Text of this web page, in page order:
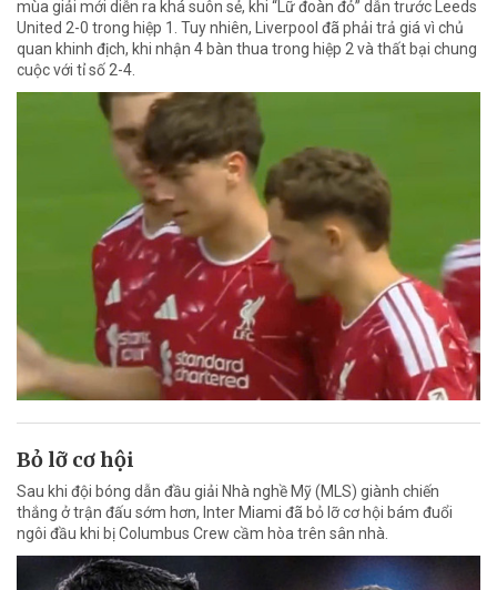
mùa giải mới diễn ra khá suôn sẻ, khi “Lữ đoàn đỏ” dẫn trước Leeds
United 2-0 trong hiệp 1. Tuy nhiên, Liverpool đã phải trả giá vì chủ
quan khinh địch, khi nhận 4 bàn thua trong hiệp 2 và thất bại chung
cuộc với tỉ số 2-4.
Bỏ lỡ cơ hội
Sau khi đội bóng dẫn đầu giải Nhà nghề Mỹ (MLS) giành chiến
thắng ở trận đấu sớm hơn, Inter Miami đã bỏ lỡ cơ hội bám đuổi
ngôi đầu khi bị Columbus Crew cầm hòa trên sân nhà.